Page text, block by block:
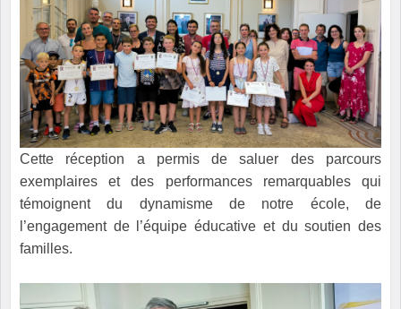
Cette réception a permis de saluer des parcours
exemplaires et des performances remarquables qui
témoignent du dynamisme de notre école, de
l’engagement de l’équipe éducative et du soutien des
familles.